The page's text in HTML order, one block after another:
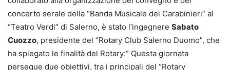
concerto serale della “Banda Musicale dei Carabinieri” al
“Teatro Verdi” di Salerno, è stato l’ingegnere Sabato
Cuozzo, presidente del “Rotary Club Salerno Duomo”, che
ha spiegato le finalità del Rotary:” Questa giornata
persegue due obiettivi, tra i principali del “Rotary